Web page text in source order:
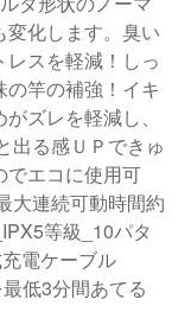
化します。臭い
スを軽減！しっ
竿の補強！イキ
ズレを軽減し、
出る感ＵＰできゅ
でエコに使用可
大連続可動時間約
等級_10パタ
電ケーブル
低3分間あてる